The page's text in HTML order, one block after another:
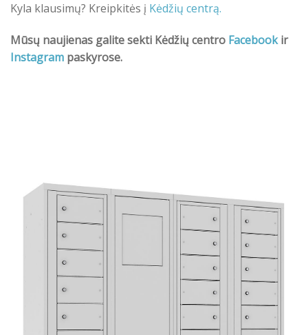
Kyla klausimų? Kreipkitės į Kėdžių centrą.
Mūsų naujienas galite sekti Kėdžių centro Facebookir
Instagram paskyrose.